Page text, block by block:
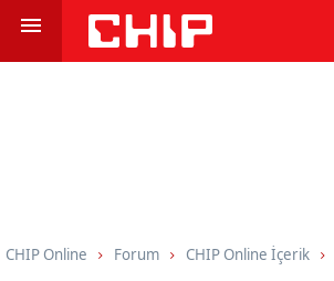
CHIP Online Forum CHIP Online İçerik